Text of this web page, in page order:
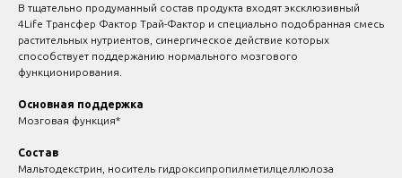
В тщательно продуманный состав продукта входят эксклюзивный
4Life Трансфер Фактор Трай-Фактор и специально подобранная смесь
растительных нутриентов, синергическое действие которых
способствует поддержанию нормального мозгового
функционирования.
Основная поддержка
Мозговая функция*
Состав
Мальтодекстрин, носитель гидроксипропилметилцеллюлоза